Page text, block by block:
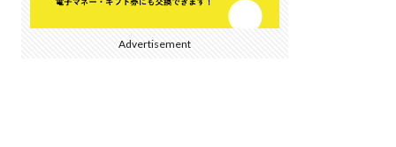
Advertisement